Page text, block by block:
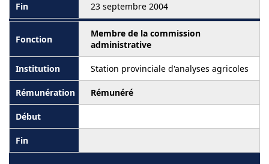
23 septembre 2004
Membre de la commission
administrative
Station provinciale d'analyses agricoles
Rémunéré